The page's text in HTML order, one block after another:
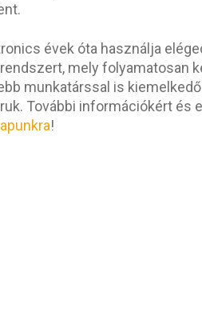
évek óta használja
mely folyamatosan
munkatárssal is
További információkért és
!